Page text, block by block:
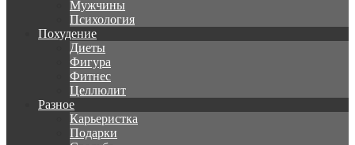
Мужчины
Психология
Похудение
Диеты
Фигура
Фитнес
Целлюлит
Разное
Карьеристка
Подарки